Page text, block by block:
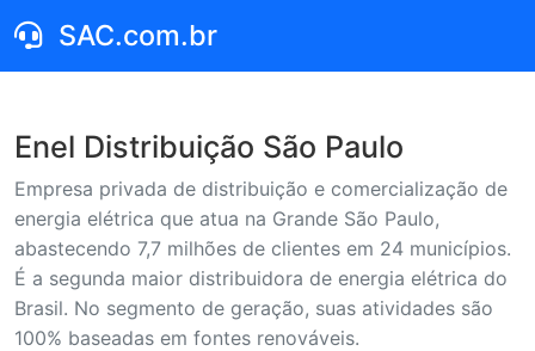
SAC.com.br
Enel Distribuição São Paulo
Empresa privada de distribuição e comercialização de
energia elétrica que atua na Grande São Paulo,
abastecendo 7,7 milhões de clientes em 24 municípios.
É a segunda maior distribuidora de energia elétrica do
Brasil. No segmento de geração, suas atividades são
100% baseadas em fontes renováveis.